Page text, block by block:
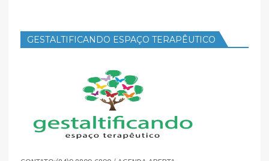
GESTALTIFICANDO ESPAÇO TERAPÊUTICO